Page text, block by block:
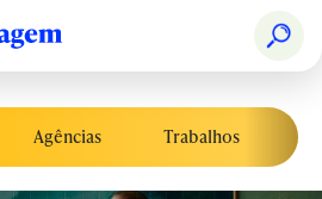
Agências Trabalhos